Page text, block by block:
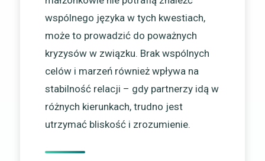
wspólnego języka w tych kwestiach,
może to prowadzić do poważnych
kryzysów w związku. Brak wspólnych
celów i marzeń również wpływa na
stabilność relacji – gdy partnerzy idą w
różnych kierunkach, trudno jest
utrzymać bliskość i zrozumienie.